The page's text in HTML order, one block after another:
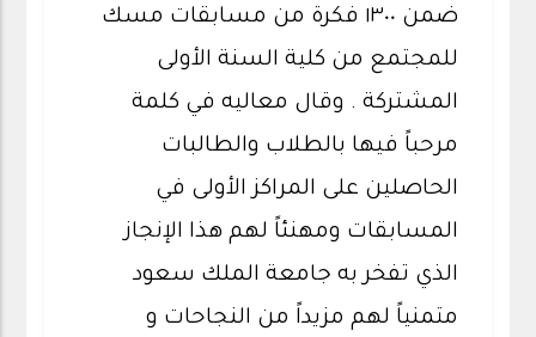
ضمن ١٣٠٠ فكرة من مسابقات مسك
للمجتمع من كلية السنة الأولى
المشتركة . وقال معاليه في كلمة
مرحباً فيها بالطلاب والطالبات
الحاصلين على المراكز الأولى في
المسابقات ومهنئاً لهم هذا الإنجاز
الذي تفخر به جامعة الملك سعود
متمنياً لهم مزيداً من النجاحات و